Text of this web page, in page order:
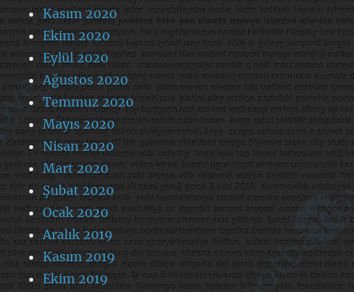
Kasım 2020
Ekim 2020
Eylül 2020
Ağustos 2020
Temmuz 2020
Mayıs 2020
Nisan 2020
Mart 2020
Şubat 2020
Ocak 2020
Aralık 2019
Kasım 2019
Ekim 2019